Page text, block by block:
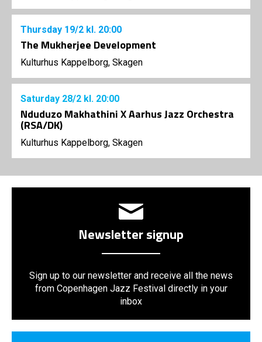
Thursday 19/2 kl. 20:00
The Mukherjee Development
Kulturhus Kappelborg, Skagen
Saturday 28/2 kl. 20:00
Nduduzo Makhathini X Aarhus Jazz Orchestra
(RSA/DK)
Kulturhus Kappelborg, Skagen
Newsletter signup
Sign up to our newsletter and receive all the news
from Copenhagen Jazz Festival directly in your
inbox